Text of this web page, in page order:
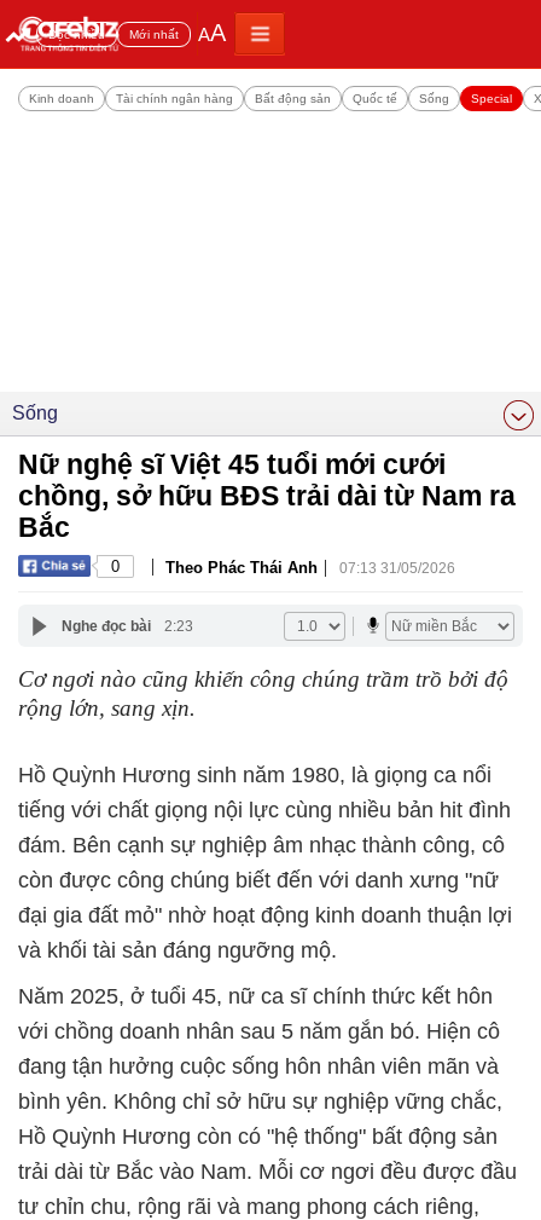
Đọc nhiều Mới nhất AA
Kinh doanh Tài chính ngân hàng Bất động sản Quốc tế Sống Special
Sống
Nữ nghệ sĩ Việt 45 tuổi mới cưới
chồng, sở hữu BĐS trải dài từ Nam ra
Bắc
0 | Theo Phác Thái Anh | 07:13 31/05/2026
Nghe đọc bài 2:23
Cơ ngơi nào cũng khiến công chúng trầm trồ bởi độ
rộng lớn, sang xịn.
Hồ Quỳnh Hương sinh năm 1980, là giọng ca nổi
tiếng với chất giọng nội lực cùng nhiều bản hit đình
đám. Bên cạnh sự nghiệp âm nhạc thành công, cô
còn được công chúng biết đến với danh xưng "nữ
đại gia đất mỏ" nhờ hoạt động kinh doanh thuận lợi
và khối tài sản đáng ngưỡng mộ.
Năm 2025, ở tuổi 45, nữ ca sĩ chính thức kết hôn
với chồng doanh nhân sau 5 năm gắn bó. Hiện cô
đang tận hưởng cuộc sống hôn nhân viên mãn và
bình yên. Không chỉ sở hữu sự nghiệp vững chắc,
Hồ Quỳnh Hương còn có "hệ thống" bất động sản
trải dài từ Bắc vào Nam. Mỗi cơ ngơi đều được đầu
tư chỉn chu, rộng rãi và mang phong cách riêng,